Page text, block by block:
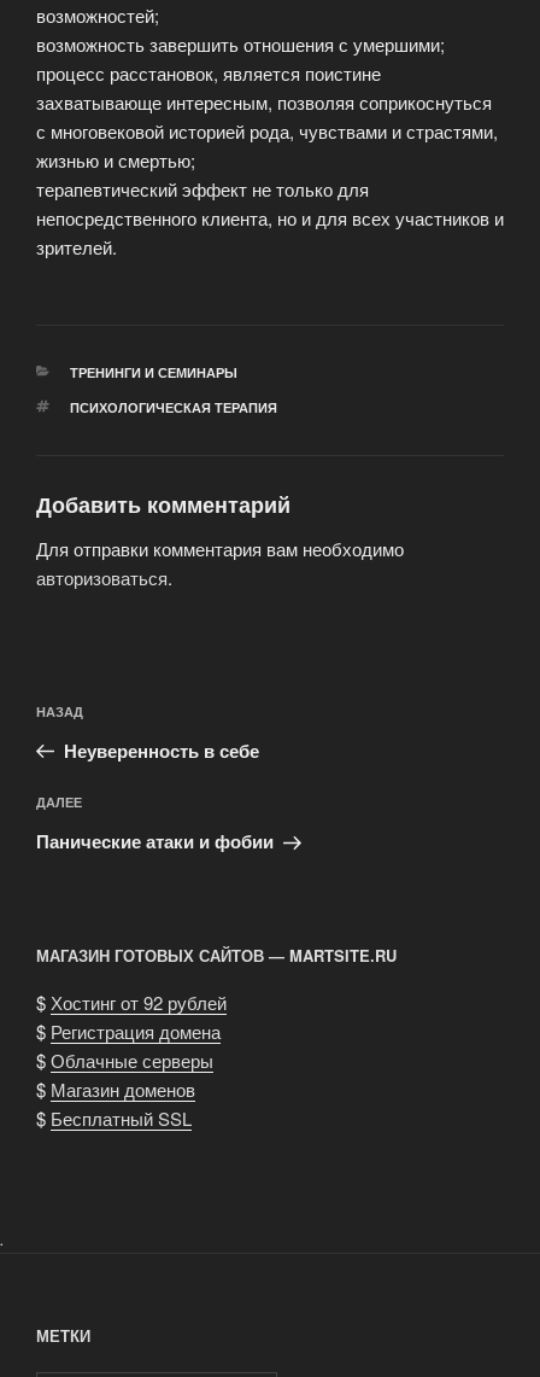
возможностей;
возможность завершить отношения с умершими;
процесс расстановок, является поистине
захватывающе интересным, позволяя соприкоснуться
с многовековой историей рода, чувствами и страстями,
жизнью и смертью;
терапевтический эффект не только для
непосредственного клиента, но и для всех участников и
зрителей.
РУБРИКИ
ТРЕНИНГИ И СЕМИНАРЫ
МЕТКИ
ПСИХОЛОГИЧЕСКАЯ ТЕРАПИЯ
Добавить комментарий
Для отправки комментария вам необходимо
авторизоваться.
по
записям
Предыдущая
запись:
НАЗАД
Неуверенность в себе
Следующая
запись
ДАЛЕЕ
Панические атаки и фобии
МАГАЗИН ГОТОВЫХ САЙТОВ — MARTSITE.RU
$ Хостинг от 92 рублей
$ Регистрация домена
$Облачные серверы
$ Магазин доменов
$ Бесплатный SSL
.
МЕТКИ